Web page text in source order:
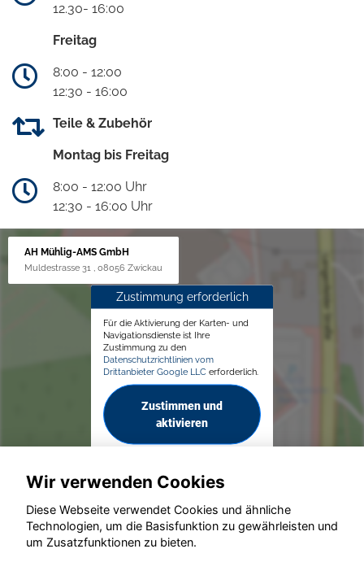
12.30- 16:00
Freitag
8:00 - 12:00
12:30 - 16:00
Teile & Zubehör
Montag bis Freitag
8:00 - 12:00 Uhr
12:30 - 16:00 Uhr
AH Mühlig-AMS GmbH
Muldestrasse 31 , 08056 Zwickau
Zustimmung erforderlich
Für die Aktivierung der Karten- und
Navigationsdienste ist Ihre
Zustimmung zu den
Datenschutzrichtlinien vom
Drittanbieter Google LLC erforderlich.
Zustimmen und
aktivieren
© konjunkturmotor.de GmbH 2020 - 2026
Wir verwenden Cookies
Diese Webseite verwendet Cookies und ähnliche
Technologien, um die Basisfunktion zu gewährleisten und
um Zusatzfunktionen zu bieten.